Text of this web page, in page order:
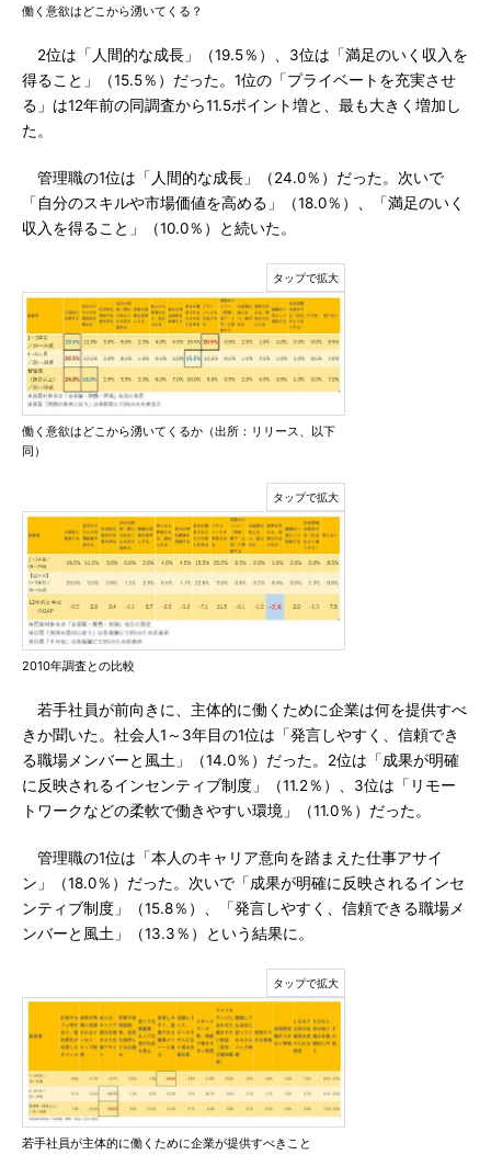
働く意欲はどこから湧いてくる？
2位は「人間的な成長」（19.5％）、3位は「満足のいく収入を
得ること」（15.5％）だった。1位の「プライベートを充実させ
る」は12年前の同調査から11.5ポイント増と、最も大きく増加し
た。
管理職の1位は「人間的な成長」（24.0％）だった。次いで
「自分のスキルや市場価値を高める」（18.0％）、「満足のいく
収入を得ること」（10.0％）と続いた。
働く意欲はどこから湧いてくるか（出所：リリース、以下
同）
2010年調査との比較
若手社員が前向きに、主体的に働くために企業は何を提供すべ
きか聞いた。社会人1～3年目の1位は「発言しやすく、信頼でき
る職場メンバーと風土」（14.0％）だった。2位は「成果が明確
に反映されるインセンティブ制度」（11.2％）、3位は「リモー
トワークなどの柔軟で働きやすい環境」（11.0％）だった。
管理職の1位は「本人のキャリア意向を踏まえた仕事アサイ
ン」（18.0％）だった。次いで「成果が明確に反映されるインセ
ンティブ制度」（15.8％）、「発言しやすく、信頼できる職場メ
ンバーと風土」（13.3％）という結果に。
若手社員が主体的に働くために企業が提供すべきこと